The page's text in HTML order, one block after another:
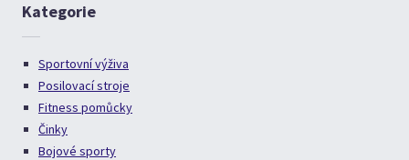
Kategorie
Sportovní výživa
Posilovací stroje
Fitness pomůcky
Činky
Bojové sporty